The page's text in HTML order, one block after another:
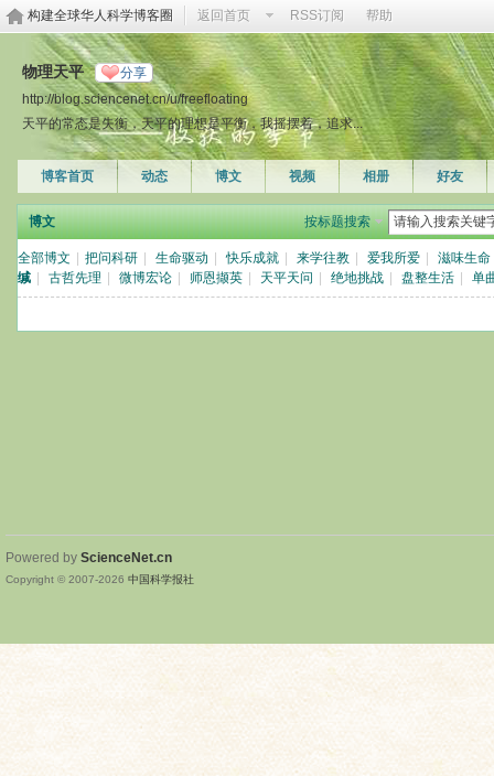
构建全球华人科学博客圈 返回首页 RSS订阅 帮助
物理天平 分享
http://blog.sciencenet.cn/u/freefloating
天平的常态是失衡，天平的理想是平衡，我摇摆着，追求...
博客首页 动态 博文 视频 相册 好友
博文 按标题搜索
全部博文 把问科研 生命驱动 快乐成就 来学往教 爱我所爱
滋味生命
缄
古哲先理 微博宏论 师恩撷英 天平天问 绝地挑战 盘整生活 单
Powered by ScienceNet.cn
Copyright © 2007-2026 中国科学报社